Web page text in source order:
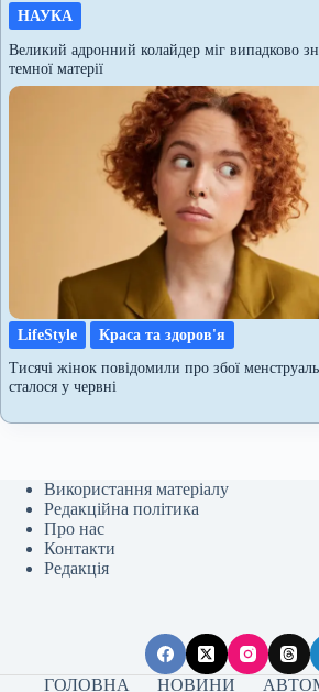
НАУКА
Великий адронний колайдер міг випадково
темної матерії
LifeStyle
Краса та здоров'я
Тисячі жінок повідомили про збої
сталося у червні
Використання матеріалу
Редакційна політика
Про нас
Контакти
Редакція
ГОЛОВНА НОВИНИ